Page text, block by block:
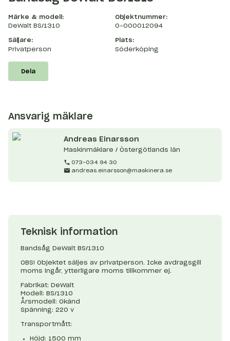
Märke & modell:
DeWalt BS/1310
Objektnummer:
O-000012094
Säljare:
Privatperson
Plats:
Söderköping
Dela
Ansvarig mäklare
Andreas Einarsson
Maskinmäklare / Östergötlands län
073-034 94 30
andreas.einarsson@maskinera.se
Teknisk information
Bandsåg DeWalt BS/1310
OBS! Objektet säljes av privatperson. Icke avdragsgill
moms ingår, ytterligare moms tillkommer ej.
Fabrikat: DeWalt
Modell: BS/1310
Årsmodell: Okänd
Spänning: 220 v
Transportmått:
Höjd: 1500 mm